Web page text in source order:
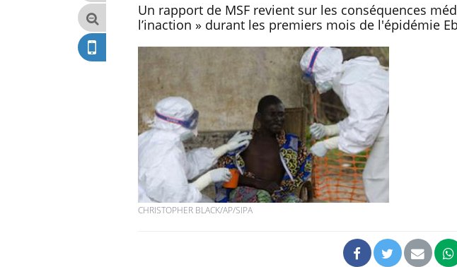
Un rapport de MSF revient sur les conséquences
l’inaction » durant les premiers mois de l'épidémie
CHRISTOPHER BLACK/AP/SIPA